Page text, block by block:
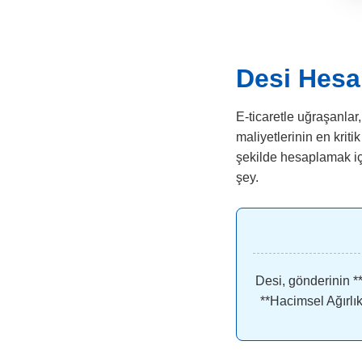
Desi
E-ticaretle
maliyetlerinin en
şekilde hesaplamak
şey.
Desi, gönderinin
**Hacimsel